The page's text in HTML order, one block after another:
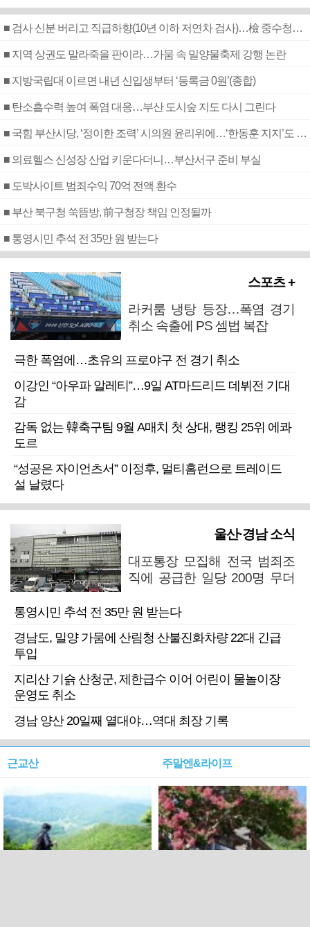
■ 검사 신분 버리고 직급하향(10년 이하 저연차 검사)…檢 중수청행 기피
■ 지역 상권도 말라죽을 판이라…가뭄 속 밀양물축제 강행 논란
■ 지방국립대 이르면 내년 신입생부터 ‘등록금 0원’(종합)
■ 탄소흡수력 높여 폭염 대응…부산 도시숲 지도 다시 그린다
■ 국힘 부산시당, ‘정이한 조력’ 시의원 윤리위에…‘한동훈 지지’도 신고접수
■ 의료헬스 신성장 산업 키운다더니…부산서구 준비 부실
■ 도박사이트 범죄수익 70억 전액 환수
■ 부산 북구청 쑥뜸방, 前구청장 책임 인정될까
■ 통영시민 추석 전 35만 원 받는다
스포츠 +
라커룸 냉탕 등장…폭염 경기
취소 속출에 PS 셈법 복잡
극한 폭염에…초유의 프로야구 전 경기 취소
이강인 “아우파 알레티”…9일 AT마드리드 데뷔전 기대
감
감독 없는 韓축구팀 9월 A매치 첫 상대, 랭킹 25위 에콰
도르
“성공은 자이언츠서” 이정후, 멀티홈런으로 트레이드
설 날렸다
울산·경남 소식
대포통장 모집해 전국 범죄조
직에 공급한 일당 200명 무더
통영시민 추석 전 35만 원 받는다
경남도, 밀양 가뭄에 산림청 산불진화차량 22대 긴급
투입
지리산 기슭 산청군, 제한급수 이어 어린이 물놀이장
운영도 취소
경남 양산 20일째 열대야…역대 최장 기록
근교산 주말엔&라이프